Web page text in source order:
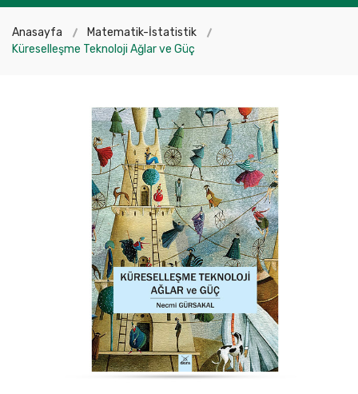
Anasayfa
Matematik-İstatistik
Küreselleşme Teknoloji Ağlar ve Güç